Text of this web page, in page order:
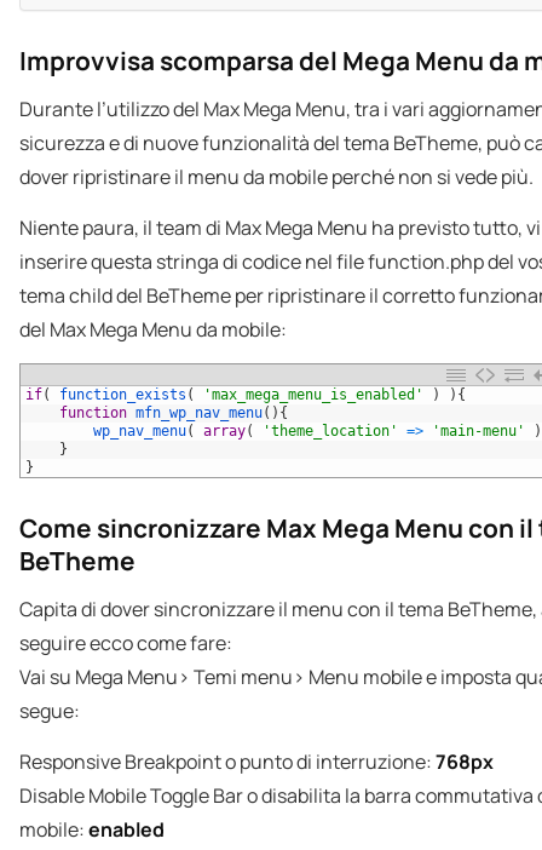
Improvvisa scomparsa del Mega Menu da
Durante l’utilizzo del Max Mega Menu, tra i vari
sicurezza e di nuove funzionalità del tema BeTheme, può
dover ripristinare il menu da mobile perché non si vede più.
Niente paura, il team di Max Mega Menu ha previsto tutto,
inserire questa stringa di codice nel file function.php del
tema child del BeTheme per ripristinare il corretto
del Max Mega Menu da mobile:
if( function_exists ( 'max_mega_menu_is_enabled' ) ) {
function mfn_wp_nav_menu( ) {
wp_nav_menu( array( 'theme_location' => 'main-menu'
)
}
}
Come sincronizzare Max Mega Menu con il
BeTheme
Capita di dover sincronizzare il menu con il tema BeTheme,
seguire ecco come fare:
Vai su Mega Menu> Temi menu> Menu mobile e imposta
segue:
Responsive Breakpoint o punto di interruzione:768px
Disable Mobile Toggle Bar o disabilita la barra commutativa
mobile:enabled